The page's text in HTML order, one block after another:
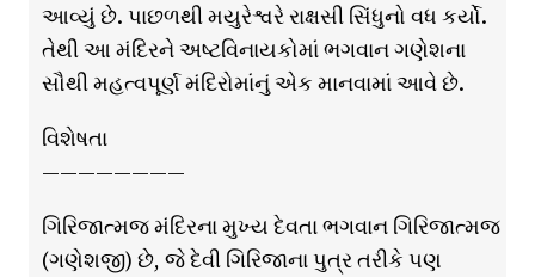
આવ્યું છે. પાછળથી મયુરેશ્વરે રાક્ષસી સિંધુનો વધ કર્યો.
તેથી આ મંદિરને અષ્ટવિનાયકોમાં ભગવાન ગણેશના
સૌથી મહત્વપૂર્ણ મંદિરોમાંનું એક માનવામાં આવે છે.
વિશેષતા
————————
ગિરિજાત્મજ મંદિરના મુખ્ય દેવતા ભગવાન ગિરિજાત્મજ
(ગણેશજી) છે, જે દેવી ગિરિજાના પુત્ર તરીકે પણ